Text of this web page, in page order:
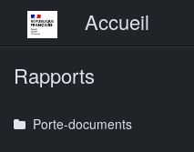
Menu principalAccueil
Rapports
Porte-documents